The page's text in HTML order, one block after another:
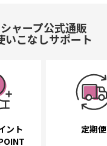
シャープ公式通販
いこなしサポート
ント
定期便